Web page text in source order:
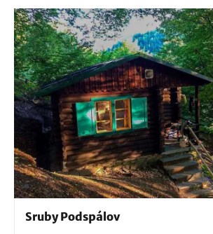
Sruby Podspálov